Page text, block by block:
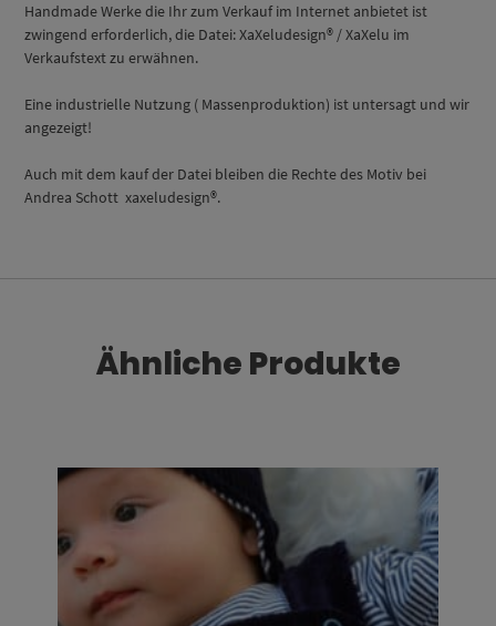
Handmade Werke die Ihr zum Verkauf im Internet anbietet ist
zwingend erforderlich, die Datei: XaXeludesign® / XaXelu im
Verkaufstext zu erwähnen.
Eine industrielle Nutzung ( Massenproduktion) ist untersagt und wir
angezeigt!
Auch mit dem kauf der Datei bleiben die Rechte des Motiv bei
Andrea Schott xaxeludesign®.
Ähnliche Produkte